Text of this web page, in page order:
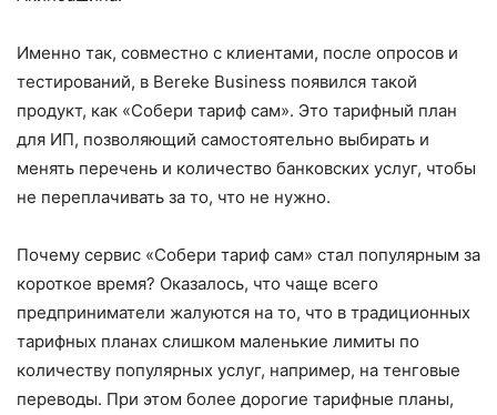
Именно так, совместно с клиентами, после опросов и
тестирований, в Bereke Business появился такой
продукт, как «Собери тариф сам». Это тарифный план
для ИП, позволяющий самостоятельно выбирать и
менять перечень и количество банковских услуг, чтобы
не переплачивать за то, что не нужно.
Почему сервис «Собери тариф сам» стал популярным за
короткое время? Оказалось, что чаще всего
предприниматели жалуются на то, что в традиционных
тарифных планах слишком маленькие лимиты по
количеству популярных услуг, например, на тенговые
переводы. При этом более дорогие тарифные планы,